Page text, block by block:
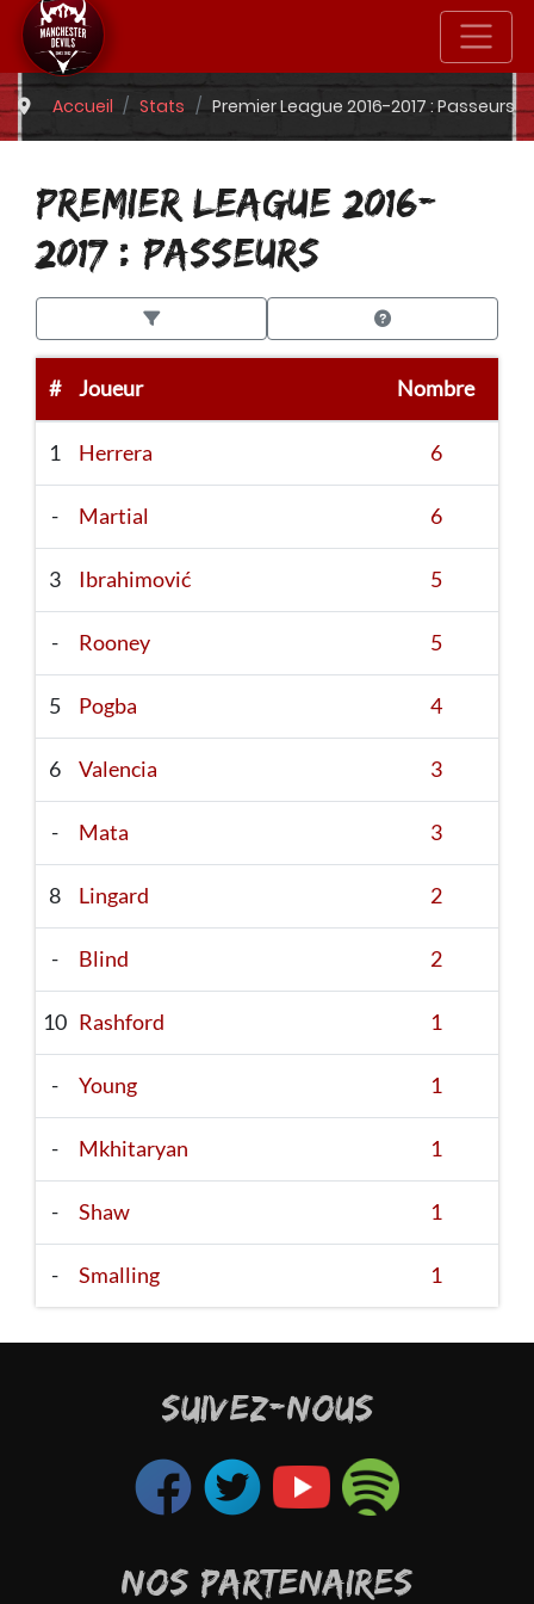
Accueil Stats Premier League 2016-2017 : Passeurs
PREMIER LEAGUE 2016-
2017 : PASSEURS
# Joueur Nombre
1 Herrera 6
- Martial 6
3 Ibrahimović 5
- Rooney 5
5 Pogba 4
6 Valencia 3
- Mata 3
8 Lingard 2
- Blind 2
10 Rashford 1
- Young 1
- Mkhitaryan 1
- Shaw 1
- Smalling 1
SUIVEZ-NOUS
NOS PARTENAIRES